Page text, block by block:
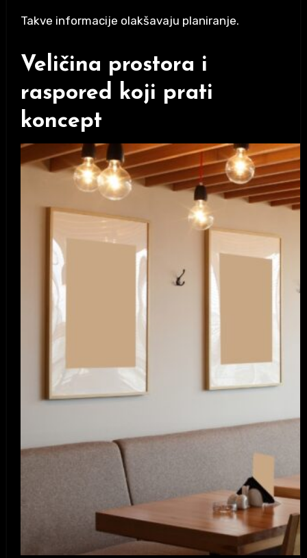
Takve informacije olakšavaju planiranje.
Veličina prostora i
raspored koji prati
koncept